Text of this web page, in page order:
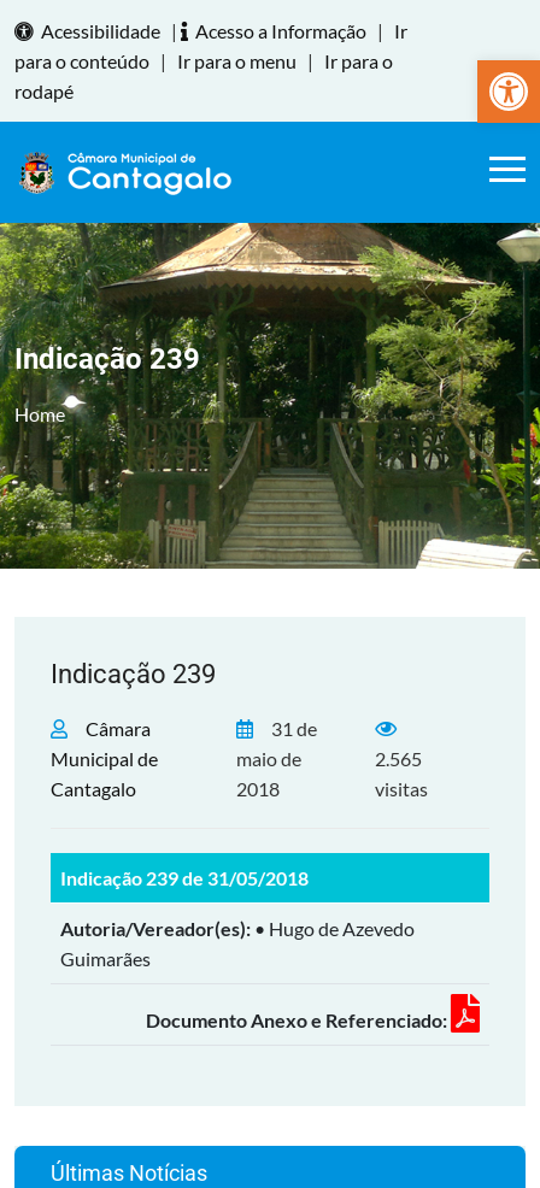
Abrir
Acessibilidade | Acesso a Informação |
Ir
para o conteúdo | Ir para o menu |
Ir para o
rodapé
Indicação 239
Home
Indicação 239
Câmara
Municipal de
Cantagalo
31 de
maio de
2018
2.565
visitas
Indicação 239 de 31/05/2018
Autoria/Vereador(es): • Hugo de Azevedo
Guimarães
Documento Anexo e Referenciado:
Últimas Notícias